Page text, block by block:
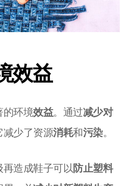
效益
的环境效益。通过减少对
减少了资源消耗和污染。
造成鞋子可以防止塑料